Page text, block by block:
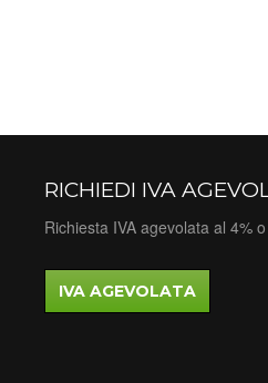
RICHIEDI IVA
Richiesta IVA agevolata al 4%
IVA AGEVOLATA